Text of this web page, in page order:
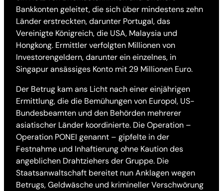
Bankkonten geleitet, die sich über mindestens zehn
Länder erstreckten, darunter Portugal, das
Vereinigte Königreich, die USA, Malaysia und
Hongkong. Ermittler verfolgten Millionen von
Investorengeldern, darunter ein einzelnes, in
Singapur ansässiges Konto mit 29 Millionen Euro.
Der Betrug kam ans Licht nach einer einjährigen
Ermittlung, die die Bemühungen von Europol, US-
Bundesbeamten und den Behörden mehrerer
asiatischer Länder koordinierte. Die Operation –
Operation PONEI genannt – gipfelte in der
Festnahme und Inhaftierung ohne Kaution des
angeblichen Drahtziehers der Gruppe. Die
Staatsanwaltschaft bereitet nun Anklagen wegen
Betrugs, Geldwäsche und krimineller Verschwörung